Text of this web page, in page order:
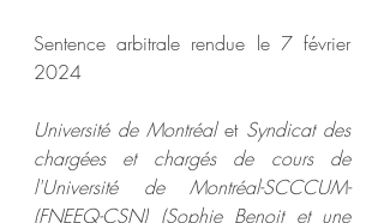
Sentence arbitrale rendue le 7 février
2024
Université de Montréal et Syndicat des
chargées et chargés de cours de
l'Université de Montréal-SCCCUM-
(FNEEQ-CSN) (Sophie Benoit et une